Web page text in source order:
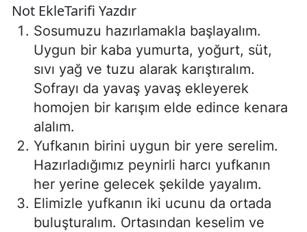
Not EkleTarifi Yazdır
Sosumuzu hazırlamakla başlayalım.
Uygun bir kaba yumurta, yoğurt, süt,
sıvı yağ ve tuzu alarak karıştıralım.
Sofrayı da yavaş yavaş ekleyerek
homojen bir karışım elde edince kenara
alalım.
Yufkanın birini uygun bir yere serelim.
Hazırladığımız peynirli harcı yufkanın
her yerine gelecek şekilde yayalım.
Elimizle yufkanın iki ucunu da ortada
buluşturalım. Ortasından keselim ve